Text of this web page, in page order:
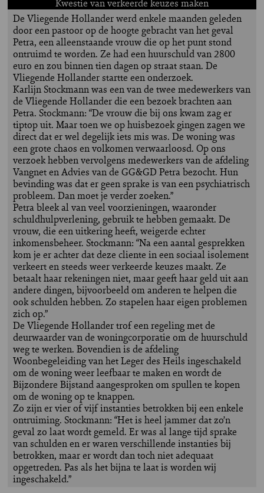
Kwestie van verkeerde keuzes maken
De Vliegende Hollander werd enkele maanden geleden
door een pastoor op de hoogte gebracht van het geval
Petra, een alleenstaande vrouw die op het punt stond
ontruimd te worden. Ze had een huurschuld van 2800
euro en zou binnen tien dagen op straat staan. De
Vliegende Hollander startte een onderzoek.
Karlijn Stockmann was een van de twee medewerkers van
de Vliegende Hollander die een bezoek brachten aan
Petra. Stockmann: “De vrouw die bij ons kwam zag er
tiptop uit. Maar toen we op huisbezoek gingen zagen we
direct dat er wel degelijk iets mis was. De woning was
een grote chaos en volkomen verwaarloosd. Op ons
verzoek hebben vervolgens medewerkers van de afdeling
Vangnet en Advies van de GG&GD Petra bezocht. Hun
bevinding was dat er geen sprake is van een psychiatrisch
probleem. Dan moet je verder zoeken.”
Petra bleek al van veel voorzieningen, waaronder
schuldhulpverlening, gebruik te hebben gemaakt. De
vrouw, die een uitkering heeft, weigerde echter
inkomensbeheer. Stockmann: “Na een aantal gesprekken
kom je er achter dat deze cliente in een sociaal isolement
verkeert en steeds weer verkeerde keuzes maakt. Ze
betaalt haar rekeningen niet, maar geeft haar geld uit aan
andere dingen, bijvoorbeeld om anderen te helpen die
ook schulden hebben. Zo stapelen haar eigen problemen
zich op.”
De Vliegende Hollander trof een regeling met de
deurwaarder van de woningcorporatie om de huurschuld
weg te werken. Bovendien is de afdeling
Woonbegeleiding van het Leger des Heils ingeschakeld
om de woning weer leefbaar te maken en wordt de
Bijzondere Bijstand aangesproken om spullen te kopen
om de woning op te knappen.
Zo zijn er vier of vijf instanties betrokken bij een enkele
ontruiming. Stockmann: “Het is heel jammer dat zo’n
geval zo laat wordt gemeld. Er was al lange tijd sprake
van schulden en er waren verschillende instanties bij
betrokken, maar er wordt dan toch niet adequaat
opgetreden. Pas als het bijna te laat is worden wij
ingeschakeld.”